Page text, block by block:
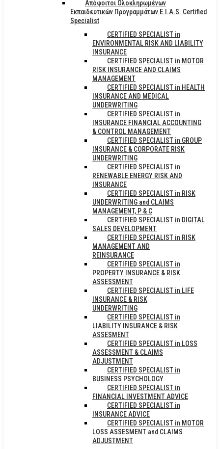
Απόφοιτοι Ολοκληρωμένων
Εκπαιδευτικών Προγραμμάτων E.I.A.S. Certified
Specialist
CERTIFIED SPECIALIST in
ENVIRONMENTAL RISK AND LIABILITY
INSURANCE
CERTIFIED SPECIALIST in MOTOR
RISK INSURANCE AND CLAIMS
MANAGEMENT
CERTIFIED SPECIALIST in HEALTH
INSURANCE AND MEDICAL
UNDERWRITING
CERTIFIED SPECIALIST in
INSURANCE FINANCIAL ACCOUNTING
& CONTROL MANAGEMENT
CERTIFIED SPECIALIST in GROUP
INSURANCE & CORPORATE RISK
UNDERWRITING
CERTIFIED SPECIALIST in
RENEWABLE ENERGY RISK AND
INSURANCE
CERTIFIED SPECIALIST in RISK
UNDERWRITING and CLAIMS
MANAGEMENT, P & C
CERTIFIED SPECIALIST in DIGITAL
SALES DEVELOPMENT
CERTIFIED SPECIALIST in RISK
MANAGEMENT AND
REINSURANCE
CERTIFIED SPECIALIST in
PROPERTY INSURANCE & RISK
ASSESSMENT
CERTIFIED SPECIALIST in LIFE
INSURANCE & RISK
UNDERWRITING
CERTIFIED SPECIALIST in
LIABILITY INSURANCE & RISK
ASSESMENT
CERTIFIED SPECIALIST in LOSS
ASSESSMENT & CLAIMS
ADJUSTMENT
CERTIFIED SPECIALIST in
BUSINESS PSYCHOLOGY
CERTIFIED SPECIALIST in
FINANCIAL INVESTMENT ADVICE
CERTIFIED SPECIALIST in
INSURANCE ADVICE
CERTIFIED SPECIALIST in MOTOR
LOSS ASSESMENT and CLAIMS
ADJUSTMENT